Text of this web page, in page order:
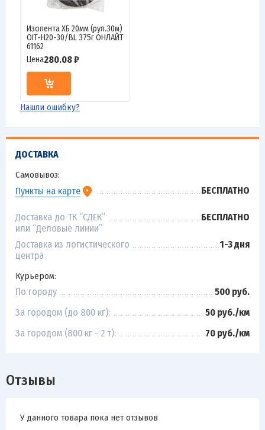
ДОСТАВКА
Самовывоз:
Пункты на карте БЕСПЛАТНО
Доставка до ТК “СДЕК”
или “Деловые линии”
БЕСПЛАТНО
Доставка из логистического
центра
1-3 дня
Курьером:
По городу
500 руб.
За городом (до 800 кг):
50 руб./км
За городом (800 кг - 2 т):
70 руб./км
Изолента ХБ 20мм (рул.30м)
OIT-H20-30/BL 375г ОНЛАЙТ
61162
Цена280.08 ₽
Нашли ошибку?
Отзывы
У данного товара пока нет отзывов